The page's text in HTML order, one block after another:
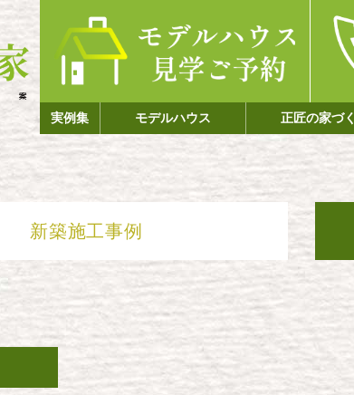
実例集 モデルハウス 正匠の家づ
新築施工事例